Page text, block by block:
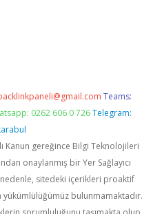
Teams:
0262 606 0 726 Telegram:
Kanun gereğince Bilgi Teknolojileri
onaylanmış bir Yer Sağlayıcı
sitedeki içerikleri proaktif
bulunmamaktadır.